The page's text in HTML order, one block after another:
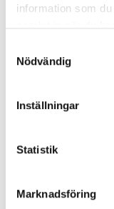
information som
Nödvändig
Inställningar
Statistik
Marknadsföring